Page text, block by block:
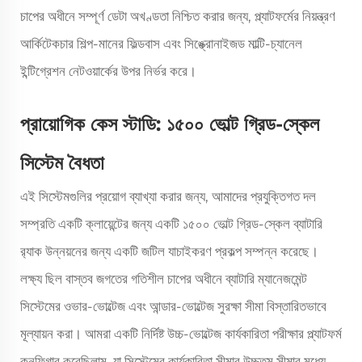
চাপের অধীনে সম্পূর্ণ ডেটা অখণ্ডতা নিশ্চিত করার জন্য, প্ল্যাটফর্মের নিয়ন্ত্রণ
আর্কিটেকচার শিল্প-মানের ফিল্ডবাস এবং সিঙ্ক্রোনাইজড মাল্টি-চ্যানেল
ইন্টিগ্রেশন নেটওয়ার্কের উপর নির্ভর করে।
প্রায়োগিক কেস স্টাডি: ১৫০০ ভোল্ট গ্রিড-স্কেল
সিস্টেম বৈধতা
এই সিস্টেমগুলির প্রয়োগ ব্যাখ্যা করার জন্য, আমাদের প্রযুক্তিগত দল
সম্প্রতি একটি ক্লায়েন্টের জন্য একটি ১৫০০ ভোল্ট গ্রিড-স্কেল ব্যাটারি
র‍্যাক উন্নয়নের জন্য একটি জটিল যাচাইকরণ প্রকল্প সম্পন্ন করেছে।
লক্ষ্য ছিল বাস্তব জগতের গতিশীল চাপের অধীনে ব্যাটারি ম্যানেজমেন্ট
সিস্টেমের ওভার-ভোল্টেজ এবং আন্ডার-ভোল্টেজ সুরক্ষা সীমা বিস্তারিতভাবে
মূল্যায়ন করা। আমরা একটি নির্দিষ্ট উচ্চ-ভোল্টেজ কার্যকারিতা পরীক্ষার প্ল্যাটফর্ম